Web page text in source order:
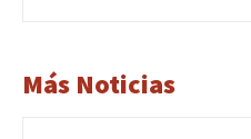
Más Noticias